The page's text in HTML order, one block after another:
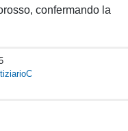
confermando la